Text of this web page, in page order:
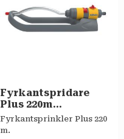
Fyrkantspridare
Plus 220m
HOZELOCK
Fyrkantsprinkler Plus 220
m.